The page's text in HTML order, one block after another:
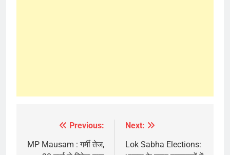
navigation
Previous:
MP Mausam : गर्मी तेज,
Next:
Lok Sabha Elections: